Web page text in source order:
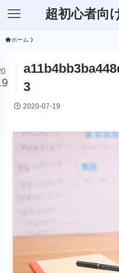
超初心者向
ホーム
3
2020-07-19